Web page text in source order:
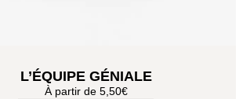
L’ÉQUIPE GÉNIALE
À partir de 5,50€